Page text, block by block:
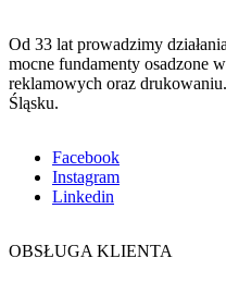
Od 33 lat prowadzimy
mocne fundamenty osadzone
reklamowych oraz
Śląsku.
Facebook
Instagram
Linkedin
OBSŁUGA KLIENTA